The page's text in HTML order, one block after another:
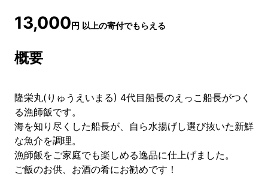
13,000円 以上の寄付でもらえる
概要
隆栄丸(りゅうえいまる) 4代目船長のえっこ船長がつく
る漁師飯です。
海を知り尽くした船長が、自ら水揚げし選び抜いた新鮮
な魚介を調理。
漁師飯をご家庭でも楽しめる逸品に仕上げました。
ご飯のお供、お酒の肴にお勧めです！